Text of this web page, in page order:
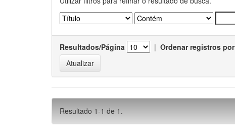
Resultados/Página | Ordenar registros por
Resultado 1-1 de 1.